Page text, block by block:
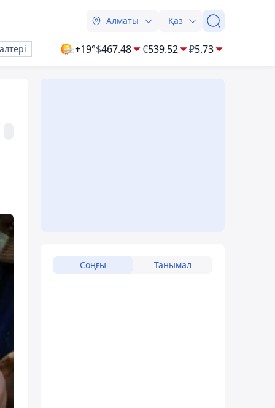
Алматы Қаз
+19°$467.48 €539.52 ₽5.73
Соңғы Танымал